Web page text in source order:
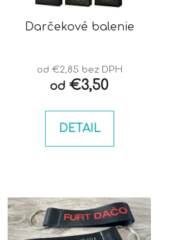
Darčekové balenie
od €2,85 bez DPH
od €3,50
DETAIL